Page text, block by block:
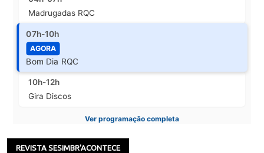
Madrugadas RQC
07h-10h
AGORA
Bom Dia RQC
10h-12h
Gira Discos
Ver programação completa
REVISTA SESIMBR'ACONTECE